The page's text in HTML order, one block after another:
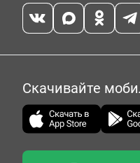
Скачивайте